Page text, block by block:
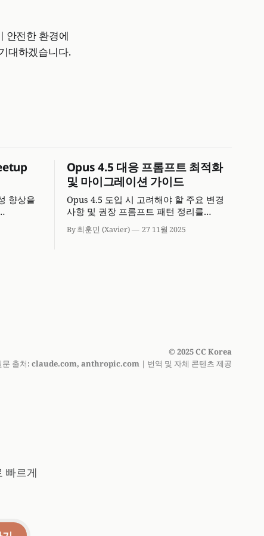
안전한 환경에
대하겠습니다.
향상을
Opus 4.5 대응 프롬프트 최적화
및 마이그레이션 가이드
Opus 4.5 도입 시 고려해야 할 주요 변경
사항 및 권장 프롬프트 패턴 정리를
시스템 프롬프트 민감도 조정, 비전 및
By 최훈민 (Xavier) 27 11월 2025
© 2025 CC Korea
문 출처: claude.com, anthropic.com | 번역 및 자체 콘텐츠 제공
빠르게